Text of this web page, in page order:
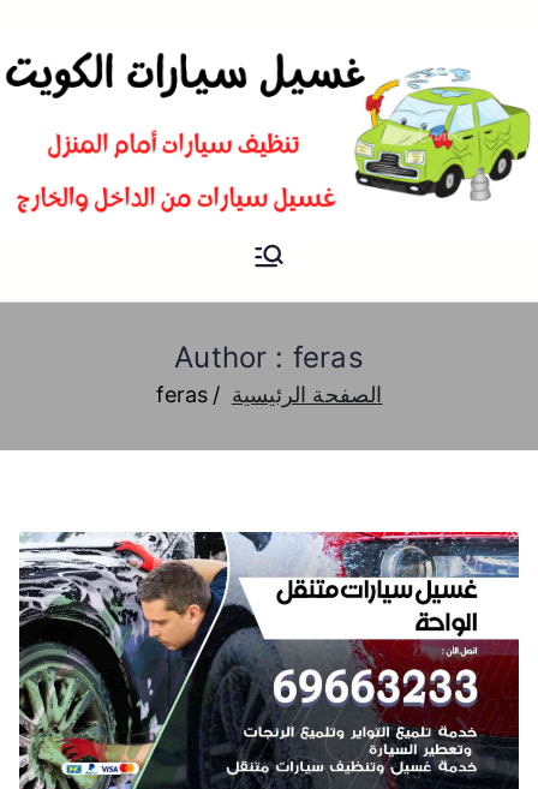
سيارات
شركة تنظيف سيارات و تلميع و
Author : feras
الصفحة الرئيسية feras